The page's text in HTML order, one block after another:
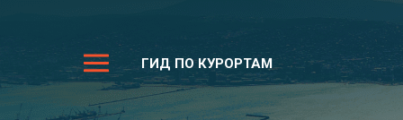
ГИД ПО КУРОРТАМ